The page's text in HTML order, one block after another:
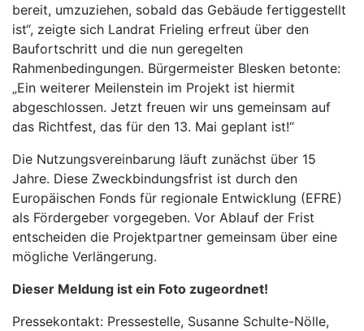
bereit, umzuziehen, sobald das Gebäude fertiggestellt
ist“, zeigte sich Landrat Frieling erfreut über den
Baufortschritt und die nun geregelten
Rahmenbedingungen. Bürgermeister Blesken betonte:
„Ein weiterer Meilenstein im Projekt ist hiermit
abgeschlossen. Jetzt freuen wir uns gemeinsam auf
das Richtfest, das für den 13. Mai geplant ist!“
Die Nutzungsvereinbarung läuft zunächst über 15
Jahre. Diese Zweckbindungsfrist ist durch den
Europäischen Fonds für regionale Entwicklung (EFRE)
als Fördergeber vorgegeben. Vor Ablauf der Frist
entscheiden die Projektpartner gemeinsam über eine
mögliche Verlängerung.
Dieser Meldung ist ein Foto zugeordnet!
Pressekontakt: Pressestelle, Susanne Schulte-Nölle,